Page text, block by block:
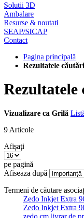
Solutii 3D
Ambalare
Resurse & noutati
SEAP/SICAP
Contact
Pagina principală
Rezultatele
Vizualizare ca Grilă
9 Articole
Afișați
pe pagină
Afiseaza după
Termeni de căutare
Zedo Inkjet Extra
Zedo Inkjet Extra
zedo cm livrar de